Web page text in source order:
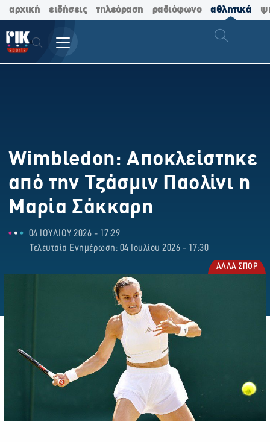
αρχική ειδήσεις τηλεόραση ραδιόφωνο αθλητικά
Wimbledon: Αποκλείστηκε
από την Τζάσμιν Παολίνι η
Μαρία Σάκκαρη
04 ΙΟΥΛΙΟΥ 2026 - 17:29
Τελευταία Ενημέρωση: 04 Ιουλίου 2026 - 17:30
ΑΛΛΑ ΣΠΟΡ